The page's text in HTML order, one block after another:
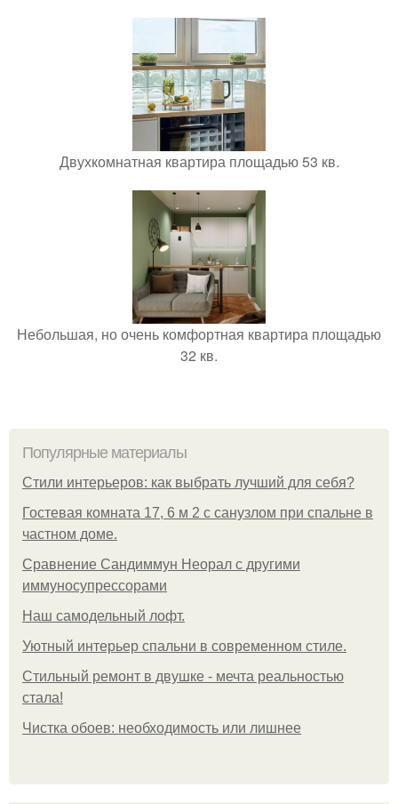
Двухкомнатная квартира площадью 53 кв.
Небольшая, но очень комфортная квартира площадью
32 кв.
Популярные материалы
Стили интерьеров: как выбрать лучший для себя?
Гостевая комната 17, 6 м 2 с санузлом при спальне в
частном доме.
Сравнение Сандиммун Неорал с другими
иммуносупрессорами
Наш самодельный лофт.
Уютный интерьер спальни в современном стиле.
Стильный ремонт в двушке - мечта реальностью
стала!
Чистка обоев: необходимость или лишнее